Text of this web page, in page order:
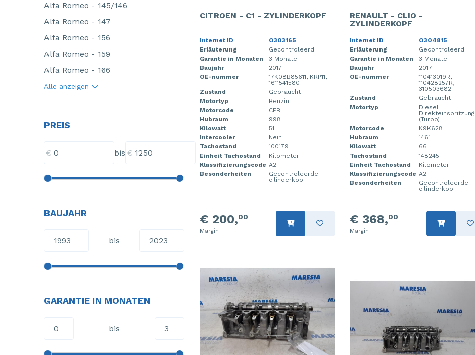
Alfa Romeo - 145/146
Alfa Romeo - 147
Alfa Romeo - 156
Alfa Romeo - 159
Alfa Romeo - 166
Alle anzeigen
PREIS
€ bis €
BAUJAHR
bis
GARANTIE IN MONATEN
bis
CITROEN - C1 - ZYLINDERKOPF
Internet ID
O303165
Erläuterung
Gecontroleerd
Garantie in Monaten
3 Monate
Baujahr
2017
OE-nummer
17K08B85611, KRP11,
1611541580
Zustand
Gebraucht
Motortyp
Benzin
Motorcode
CFB
Hubraum
998
Kilowatt
51
Intercooler
Nein
Tachostand
100179
Einheit Tachostand
Kilometer
Klassifizierungscode A2
Besonderheiten
Gecontroleerde
cilinderkop.
€ 200,00
Margin
RENAULT - CLIO -
ZYLINDERKOPF
Internet ID
O304815
Erläuterung
Gecontroleerd
Garantie in Monaten
3 Monate
Baujahr
2017
OE-nummer
110413019R,
110428257R,
310503682
Zustand
Gebraucht
Motortyp
Diesel
Direkteinspritzung
(Turbo)
Motorcode
K9K628
Hubraum
1461
Kilowatt
66
Tachostand
148245
Einheit Tachostand
Kilometer
Klassifizierungscode A2
Besonderheiten
Gecontroleerde
cilinderkop.
€ 368,00
Margin